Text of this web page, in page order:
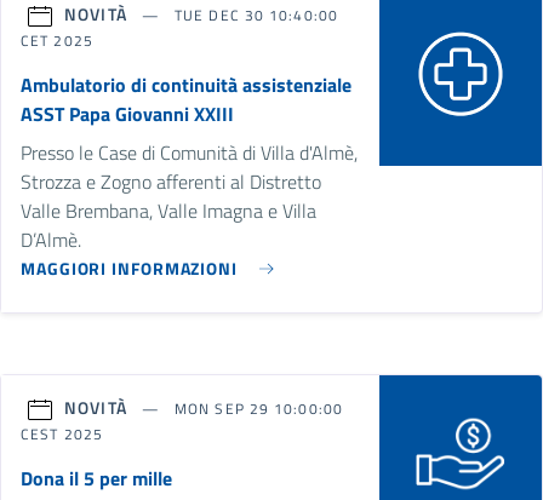
NOVITÀ
TUE DEC 30 10:40:00
CET 2025
Ambulatorio di continuità assistenziale
ASST Papa Giovanni XXIII
Presso le Case di Comunità di Villa d'Almè,
Strozza e Zogno afferenti al Distretto
Valle Brembana, Valle Imagna e Villa
D’Almè.
MAGGIORI INFORMAZIONI
NOVITÀ
MON SEP 29 10:00:00
CEST 2025
Dona il 5 per mille